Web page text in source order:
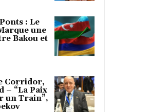
: Le
une
Bakou et
Corridor,
– “La Paix
un Train”,